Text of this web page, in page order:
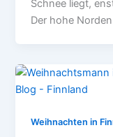
Schnee liegt,
Der hohe
Weihnachten in